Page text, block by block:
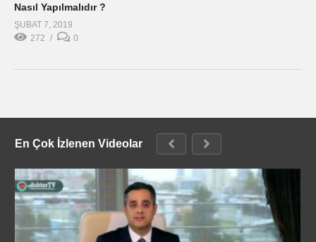
Nasıl Yapılmalıdır ?
ŞUBAT 7, 2019
272
0
En Çok İzlenen Videolar